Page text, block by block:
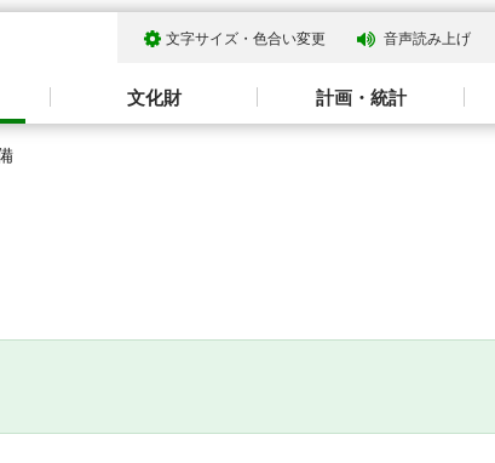
文字サイズ・色合い変更 音声読み上げ
文化財 計画・統計